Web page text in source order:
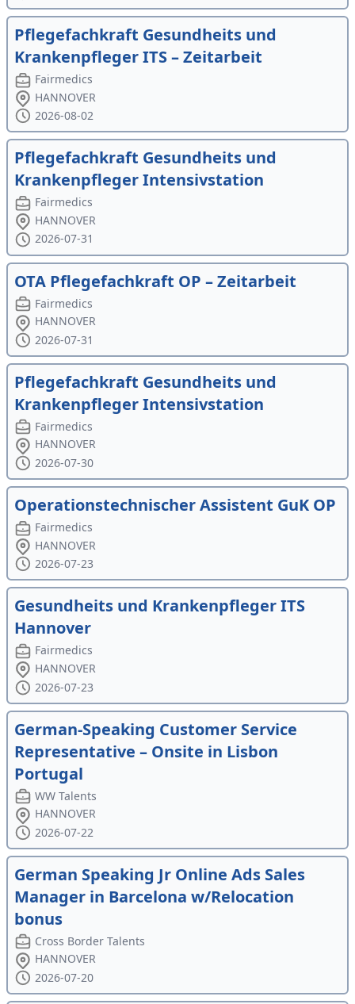
Pflegefachkraft Gesundheits und
Krankenpfleger ITS – Zeitarbeit
Fairmedics
HANNOVER
2026-08-02
Pflegefachkraft Gesundheits und
Krankenpfleger Intensivstation
Fairmedics
HANNOVER
2026-07-31
OTA Pflegefachkraft OP – Zeitarbeit
Fairmedics
HANNOVER
2026-07-31
Pflegefachkraft Gesundheits und
Krankenpfleger Intensivstation
Fairmedics
HANNOVER
2026-07-30
Operationstechnischer Assistent GuK OP
Fairmedics
HANNOVER
2026-07-23
Gesundheits und Krankenpfleger ITS
Hannover
Fairmedics
HANNOVER
2026-07-23
German-Speaking Customer Service
Representative – Onsite in Lisbon
Portugal
WW Talents
HANNOVER
2026-07-22
German Speaking Jr Online Ads Sales
Manager in Barcelona w/Relocation
bonus
Cross Border Talents
HANNOVER
2026-07-20